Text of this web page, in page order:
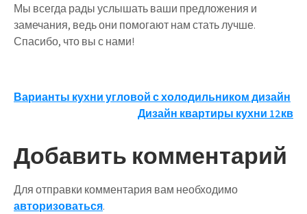
Мы всегда рады услышать ваши предложения и
замечания, ведь они помогают нам стать лучше.
Спасибо, что вы с нами!
Навигация
записям
Варианты кухни угловой с холодильником дизайн
Дизайн квартиры кухни 12кв
Добавить комментарий
Для отправки комментария вам необходимо
авторизоваться.